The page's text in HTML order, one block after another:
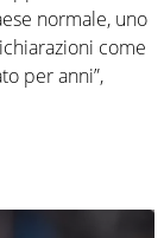
normale, uno
come
per anni”,